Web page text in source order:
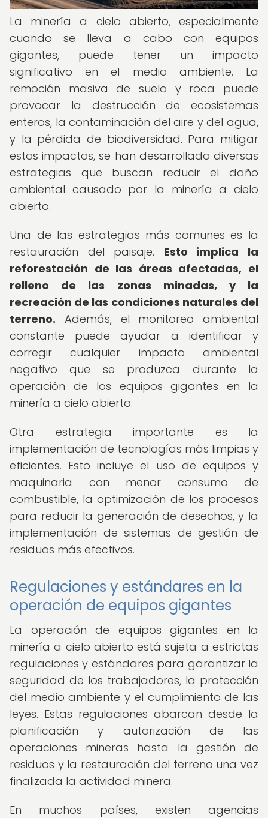
La minería a cielo abierto, especialmente
cuando se lleva a cabo con equipos
gigantes, puede tener un impacto
significativo en el medio ambiente. La
remoción masiva de suelo y roca puede
provocar la destrucción de ecosistemas
enteros, la contaminación del aire y del agua,
y la pérdida de biodiversidad. Para mitigar
estos impactos, se han desarrollado diversas
estrategias que buscan reducir el daño
ambiental causado por la minería a cielo
abierto.
Una de las estrategias más comunes es la
restauración del paisaje. Esto implica la
reforestación de las áreas afectadas, el
relleno de las zonas minadas, y la
recreación de las condiciones naturales del
terreno. Además, el monitoreo ambiental
constante puede ayudar a identificar y
corregir cualquier impacto ambiental
negativo que se produzca durante la
operación de los equipos gigantes en la
minería a cielo abierto.
Otra estrategia importante es la
implementación de tecnologías más limpias y
eficientes. Esto incluye el uso de equipos y
maquinaria con menor consumo de
combustible, la optimización de los procesos
para reducir la generación de desechos, y la
implementación de sistemas de gestión de
residuos más efectivos.
Regulaciones y estándares en la
operación de equipos gigantes
La operación de equipos gigantes en la
minería a cielo abierto está sujeta a estrictas
regulaciones y estándares para garantizar la
seguridad de los trabajadores, la protección
del medio ambiente y el cumplimiento de las
leyes. Estas regulaciones abarcan desde la
planificación y autorización de las
operaciones mineras hasta la gestión de
residuos y la restauración del terreno una vez
finalizada la actividad minera.
En muchos países, existen agencias